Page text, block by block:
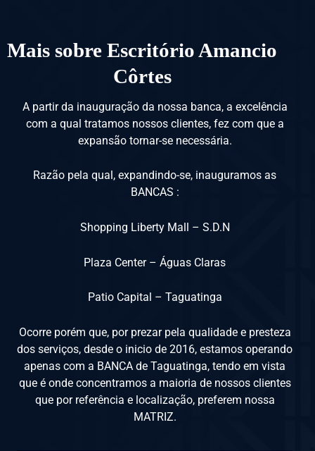
Mais sobre Escritório Amancio
Côrtes
A partir da inauguração da nossa banca, a excelência
com a qual tratamos nossos clientes, fez com que a
expansão tornar-se necessária.
Razão pela qual, expandindo-se, inauguramos as
BANCAS :
Shopping Liberty Mall – S.D.N
Plaza Center – Águas Claras
Patio Capital – Taguatinga
Ocorre porém que, por prezar pela qualidade e presteza
dos serviços, desde o inicio de 2016, estamos operando
apenas com a BANCA de Taguatinga, tendo em vista
que é onde concentramos a maioria de nossos clientes
que por referência e localização, preferem nossa
MATRIZ.